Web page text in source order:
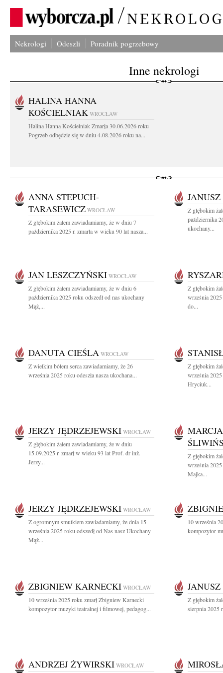
Nekrologi Odeszli Poradnik pogrzebowy
Inne nekrologi
HALINA HANNA
KOŚCIELNIAK WROCŁAW
Halina Hanna Kościelniak Zmarła 30.06.2026 roku
Pogrzeb odbędzie się w dniu 4.08.2026 roku na...
ANNA STEPUCH-
TARASEWICZ WROCŁAW
Z głębokim żalem zawiadamiamy, że w dniu 7
października 2025 r. zmarła w wieku 90 lat nasza...
Z głębokim
października
ukochany...
JAN LESZCZYŃSKI WROCŁAW
Z głębokim żalem zawiadamiamy, że w dniu 6
października 2025 roku odszedł od nas ukochany
Mąż,...
Z głębokim
września
do...
DANUTA CIEŚLA WROCŁAW
Z wielkim bólem serca zawiadamiamy, że 26
września 2025 roku odeszła nasza ukochana...
Z głębokim
września 2025
Hryciuk...
JERZY JĘDRZEJEWSKI WROCŁAW
Z głębokim żalem zawiadamiamy, że w dniu
15.09.2025 r. zmarł w wieku 93 lat Prof. dr inż.
Jerzy...
Z głębokim
września
Majka...
JERZY JĘDRZEJEWSKI WROCŁAW
Z ogromnym smutkiem zawiadamiamy, że dnia 15
września 2025 roku odszedł od Nas nasz Ukochany
Mąż...
10 września
kompozytor
ZBIGNIEW KARNECKI WROCŁAW
10 września 2025 roku zmarł Zbigniew Karnecki
kompozytor muzyki teatralnej i filmowej, pedagog...
Z głębokim
sierpnia 2025
ANDRZEJ ŻYWIRSKI WROCŁAW